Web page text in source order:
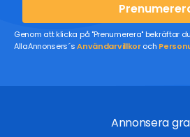
Genom att klicka på "Prenumerera" bekräftar
AllaAnnonsers´sAnvändarvillkoroch
Annonsera